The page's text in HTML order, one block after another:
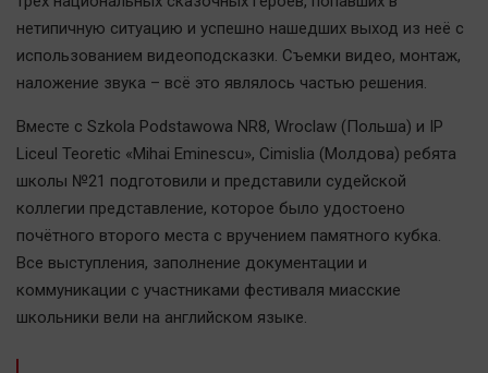
нетипичную ситуацию и успешно нашедших выход из неё с
использованием видеоподсказки. Съемки видео, монтаж,
наложение звука – всё это являлось частью решения.
Вместе с Szkola Podstawowa NR8, Wroclaw (Польша) и IP
Liceul Teoretic «Mihai Eminescu», Cimislia (Молдова) ребята
школы №21 подготовили и представили судейской
коллегии представление, которое было удостоено
почётного второго места с вручением памятного кубка.
Все выступления, заполнение документации и
коммуникации с участниками фестиваля миасские
школьники вели на английском языке.